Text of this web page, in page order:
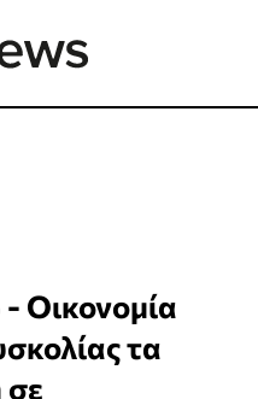
Οικονομία
τα
σε